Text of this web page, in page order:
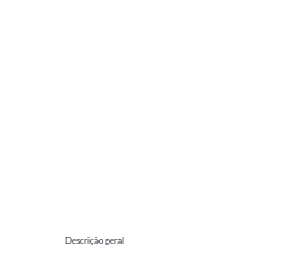
Descrição geral